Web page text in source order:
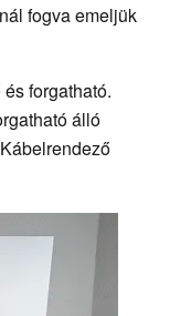
fogva emeljük
forgatható.
álló